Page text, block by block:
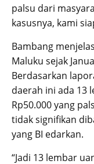
palsu dari
kasusnya, kami
Bambang
Maluku sejak
Berdasarkan
daerah ini ada 13
Rp50.000 yang
tidak signifikan
yang BI edarkan.
“Jadi 13 lembar